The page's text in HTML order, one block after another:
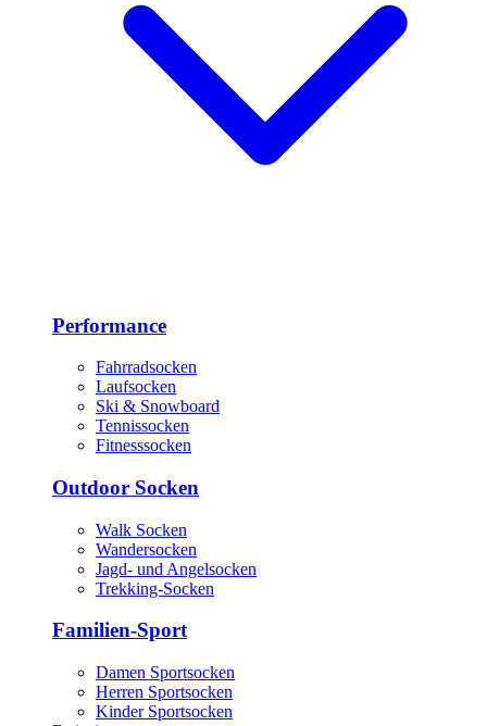
Performance
Fahrradsocken
Laufsocken
Ski & Snowboard
Tennissocken
Fitnesssocken
Outdoor Socken
Walk Socken
Wandersocken
Jagd- und Angelsocken
Trekking-Socken
Familien-Sport
Damen Sportsocken
Herren Sportsocken
Kinder Sportsocken